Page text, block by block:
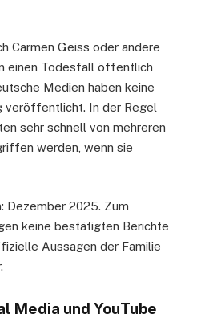
Carmen Geiss oder andere
einen Todesfall öffentlich
Medien haben keine
veröffentlicht. In der Regel
sehr schnell von mehreren
werden, wenn sie
Dezember 2025. Zum
keine bestätigten Berichte
Aussagen der Familie
Media und YouTube